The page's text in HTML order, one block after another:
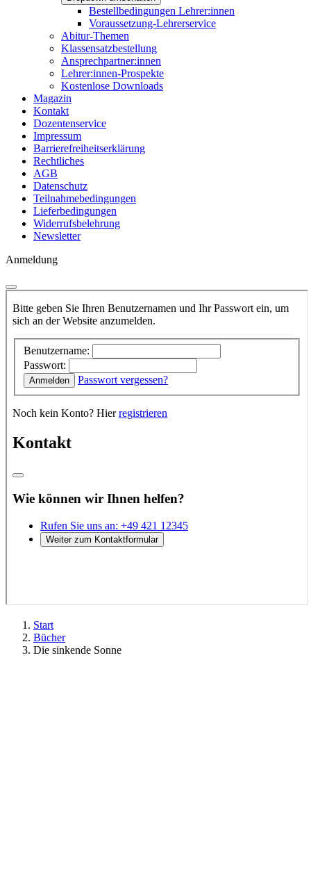
Bestellbedingungen Lehrer:innen
Voraussetzung-Lehrerservice
Abitur-Themen
Klassensatzbestellung
Ansprechpartner:innen
Lehrer:innen-Prospekte
Kostenlose Downloads
Magazin
Kontakt
Dozentenservice
Impressum
Barrierefreiheitserklärung
Rechtliches
AGB
Datenschutz
Teilnahmebedingungen
Lieferbedingungen
Widerrufsbelehrung
Newsletter
Anmeldung
Start
Bücher
Die sinkende Sonne